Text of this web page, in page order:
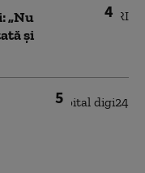
4
„Nu
și
5